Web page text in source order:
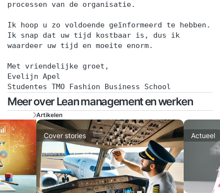
processen van de organisatie.
Ik hoop u zo voldoende geïnformeerd te hebben.
Ik snap dat uw tijd kostbaar is, dus ik
waardeer uw tijd en moeite enorm.
Met vriendelijke groet,
Evelijn Apel
Studentes TMO Fashion Business School
Meer over Lean management en werken
Artikelen
Cover stories Actueel